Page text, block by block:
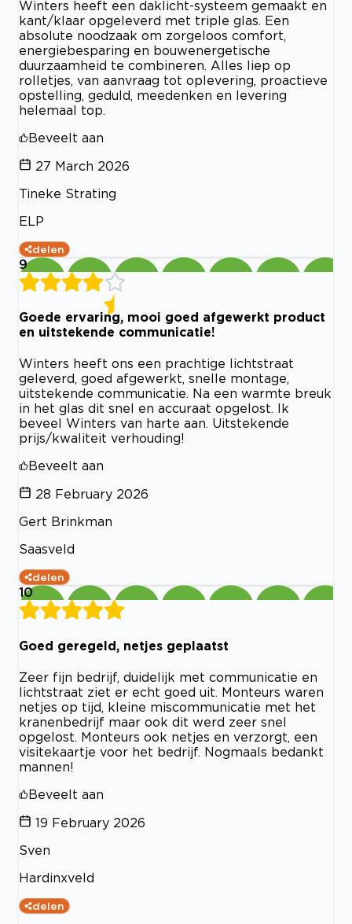
Winters heeft een daklicht-systeem gemaakt en
kant/klaar opgeleverd met triple glas. Een
absolute noodzaak om zorgeloos comfort,
energiebesparing en bouwenergetische
duurzaamheid te combineren. Alles liep op
rolletjes, van aanvraag tot oplevering, proactieve
opstelling, geduld, meedenken en levering
helemaal top.
Beveelt aan
27 March 2026
Tineke Strating
ELP
delen
9
Goede ervaring, mooi goed afgewerkt product
en uitstekende communicatie!
Winters heeft ons een prachtige lichtstraat
geleverd, goed afgewerkt, snelle montage,
uitstekende communicatie. Na een warmte breuk
in het glas dit snel en accuraat opgelost. Ik
beveel Winters van harte aan. Uitstekende
prijs/kwaliteit verhouding!
Beveelt aan
28 February 2026
Gert Brinkman
Saasveld
delen
10
Goed geregeld, netjes geplaatst
Zeer fijn bedrijf, duidelijk met communicatie en
lichtstraat ziet er echt goed uit. Monteurs waren
netjes op tijd, kleine miscommunicatie met het
kranenbedrijf maar ook dit werd zeer snel
opgelost. Monteurs ook netjes en verzorgt, een
visitekaartje voor het bedrijf. Nogmaals bedankt
mannen!
Beveelt aan
19 February 2026
Sven
Hardinxveld
delen